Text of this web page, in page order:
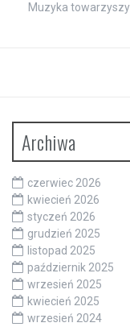
Muzyka
Archiwa
czerwiec 2026
kwiecień 2026
styczeń 2026
grudzień 2025
listopad 2025
październik 2025
wrzesień 2025
kwiecień 2025
wrzesień 2024